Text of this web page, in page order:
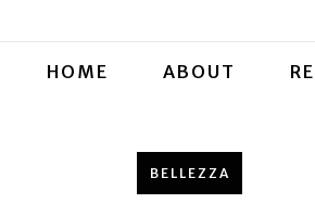
HOME ABOUT
BELLEZZA